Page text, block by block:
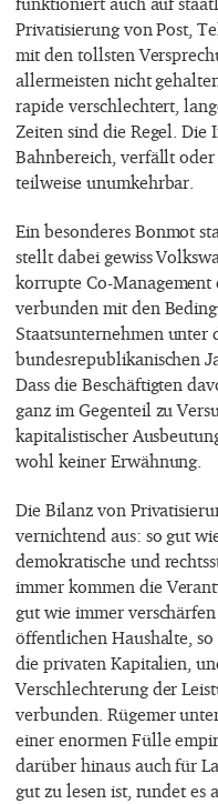
Privatisierung von Post,
mit den tollsten
allermeisten nicht
rapide verschlechtert,
Zeiten sind die Regel.
Bahnbereich, verfällt
teilweise unumkehrbar.
Ein besonderes Bonmot
stellt dabei gewiss
korrupte Co-Management
verbunden mit den
Staatsunternehmen unter
bundesrepublikanischen
Dass die Beschäftigten
ganz im Gegenteil zu
kapitalistischer
wohl keiner Erwähnung.
Die Bilanz von
vernichtend aus: so gut
demokratische und
immer kommen die
gut wie immer
öffentlichen Haushalte,
die privaten Kapitalien,
Verschlechterung der
verbunden. Rügemer
einer enormen Fülle
darüber hinaus auch für
gut zu lesen ist, rundet es